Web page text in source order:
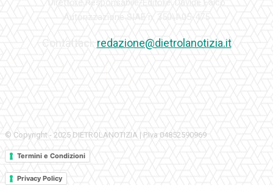
redazione@dietrolanotizia.it
© Copyright - 2025 DIETROLANOTIZIA | P.Iva 04852590969
Termini e Condizioni
Privacy Policy